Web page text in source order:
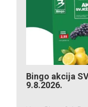
Bingo akcija
9.8.2026.